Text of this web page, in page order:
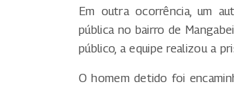
Em outra ocorrência, um
pública no bairro de
público, a equipe realizou a
O homem detido foi